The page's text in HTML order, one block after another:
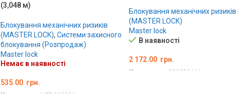
(3,048 м)
Блокування механічних ризиків
(MASTER LOCK), Системи захисного
блокування (Розпродаж)
Master lock
Немає в наявності
535.00 грн.
Код товару: MED000224
Блокування механічних ризиків
(MASTER LOCK)
Master lock
В наявності
2 172.00 грн.
Код товару: 000009444